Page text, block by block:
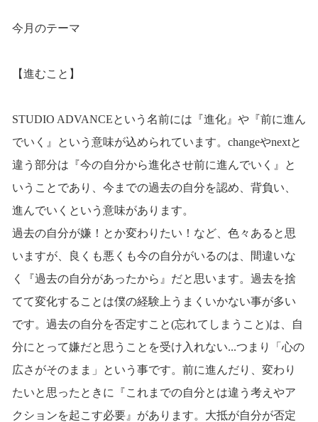
今月のテーマ
【進むこと】
STUDIO ADVANCEという名前には『進化』や『前に進ん
でいく』という意味が込められています。changeやnextと
違う部分は『今の自分から進化させ前に進んでいく』と
いうことであり、今までの過去の自分を認め、背負い、
進んでいくという意味があります。
過去の自分が嫌！とか変わりたい！など、色々あると思
いますが、良くも悪くも今の自分がいるのは、間違いな
く『過去の自分があったから』だと思います。過去を捨
てて変化することは僕の経験上うまくいかない事が多い
です。過去の自分を否定すこと(忘れてしまうこと)は、自
分にとって嫌だと思うことを受け入れない...つまり「心の
広さがそのまま」という事です。前に進んだり、変わり
たいと思ったときに『これまでの自分とは違う考えやア
クションを起こす必要』があります。大抵が自分が否定